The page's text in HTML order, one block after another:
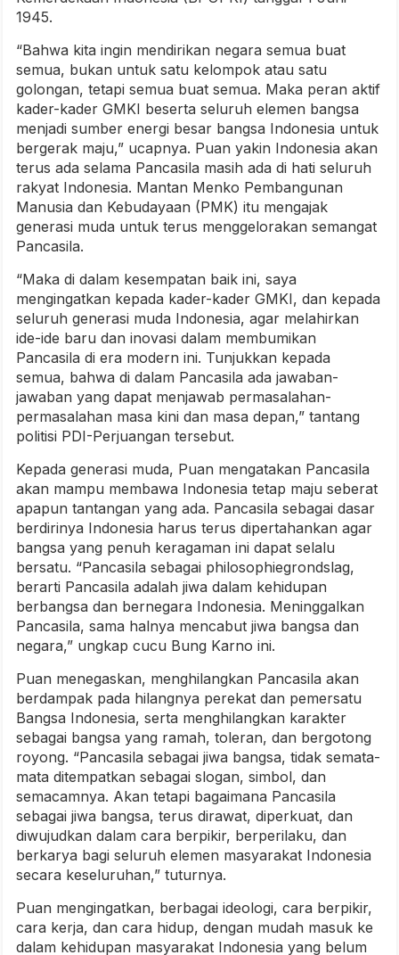
1945.
“Bahwa kita ingin mendirikan negara semua buat
semua, bukan untuk satu kelompok atau satu
golongan, tetapi semua buat semua. Maka peran aktif
kader-kader GMKI beserta seluruh elemen bangsa
menjadi sumber energi besar bangsa Indonesia untuk
bergerak maju,” ucapnya. Puan yakin Indonesia akan
terus ada selama Pancasila masih ada di hati seluruh
rakyat Indonesia. Mantan Menko Pembangunan
Manusia dan Kebudayaan (PMK) itu mengajak
generasi muda untuk terus menggelorakan semangat
Pancasila.
“Maka di dalam kesempatan baik ini, saya
mengingatkan kepada kader-kader GMKI, dan kepada
seluruh generasi muda Indonesia, agar melahirkan
ide-ide baru dan inovasi dalam membumikan
Pancasila di era modern ini. Tunjukkan kepada
semua, bahwa di dalam Pancasila ada jawaban-
jawaban yang dapat menjawab permasalahan-
permasalahan masa kini dan masa depan,” tantang
politisi PDI-Perjuangan tersebut.
Kepada generasi muda, Puan mengatakan Pancasila
akan mampu membawa Indonesia tetap maju seberat
apapun tantangan yang ada. Pancasila sebagai dasar
berdirinya Indonesia harus terus dipertahankan agar
bangsa yang penuh keragaman ini dapat selalu
bersatu. “Pancasila sebagai philosophiegrondslag,
berarti Pancasila adalah jiwa dalam kehidupan
berbangsa dan bernegara Indonesia. Meninggalkan
Pancasila, sama halnya mencabut jiwa bangsa dan
negara,” ungkap cucu Bung Karno ini.
Puan menegaskan, menghilangkan Pancasila akan
berdampak pada hilangnya perekat dan pemersatu
Bangsa Indonesia, serta menghilangkan karakter
sebagai bangsa yang ramah, toleran, dan bergotong
royong. “Pancasila sebagai jiwa bangsa, tidak semata-
mata ditempatkan sebagai slogan, simbol, dan
semacamnya. Akan tetapi bagaimana Pancasila
sebagai jiwa bangsa, terus dirawat, diperkuat, dan
diwujudkan dalam cara berpikir, berperilaku, dan
berkarya bagi seluruh elemen masyarakat Indonesia
secara keseluruhan,” tuturnya.
Puan mengingatkan, berbagai ideologi, cara berpikir,
cara kerja, dan cara hidup, dengan mudah masuk ke
dalam kehidupan masyarakat Indonesia yang belum